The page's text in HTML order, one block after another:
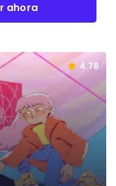
ahora
4.78